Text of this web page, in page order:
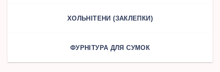
ХОЛЬНІТЕНИ (ЗАКЛЕПКИ)
ФУРНІТУРА ДЛЯ СУМОК